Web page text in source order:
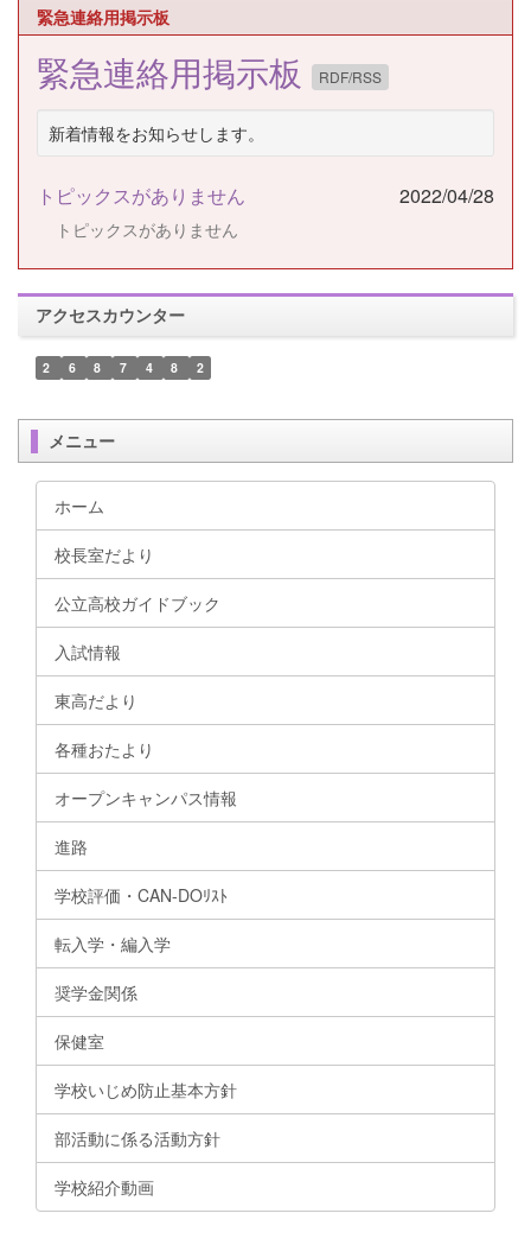
緊急連絡用掲示板
緊急連絡用掲示板 RDF/RSS
新着情報をお知らせします。
トピックスがありません 2022/04/28
トピックスがありません
アクセスカウンター
2 6 8 7 4 8 2
メニュー
ホーム
校長室だより
公立高校ガイドブック
入試情報
東高だより
各種おたより
オープンキャンパス情報
進路
学校評価・CAN-DOﾘｽﾄ
転入学・編入学
奨学金関係
保健室
学校いじめ防止基本方針
部活動に係る活動方針
学校紹介動画